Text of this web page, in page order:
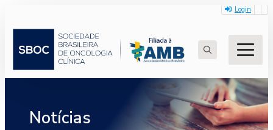
Login
for:
Notícias